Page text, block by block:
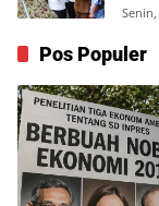
Juta
Pos Populer